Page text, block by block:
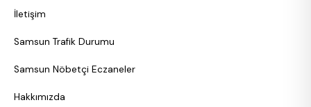
İletişim
Samsun Trafik Durumu
Samsun Nöbetçi Eczaneler
Hakkımızda